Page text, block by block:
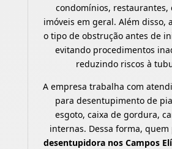
condomínios, restaurantes,
imóveis em geral. Além disso,
o tipo de obstrução antes de
evitando procedimentos
reduzindo riscos à
A empresa trabalha com
para desentupimento de
esgoto, caixa de gordura,
internas. Dessa forma,
desentupidora nos Campos